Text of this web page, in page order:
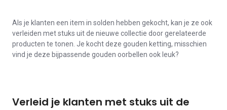
Als je klanten een item in solden hebben gekocht, kan je ze ook
verleiden met stuks uit de nieuwe collectie door gerelateerde
producten te tonen. Je kocht deze gouden ketting, misschien
vind je deze bijpassende gouden oorbellen ook leuk?
Verleid je klanten met stuks uit de